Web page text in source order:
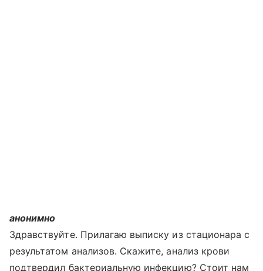
анонимно
Здравствуйте. Прилагаю выписку из стационара с
результатом анализов. Скажите, анализ крови
подтвердил бактериальную инфекцию? Стоит нам